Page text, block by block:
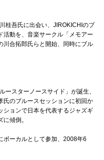
桂吾氏に出会い、JIROKICHIのブ
活動を、音楽サークル「メモアー
川合拓郎氏らと開始、同時にブル
ースターノースサイド」が誕生、
氏のブルースセッションに初回か
ションで日本を代表するジャズギ
傾倒。
ボーカルとして参加、2008年6